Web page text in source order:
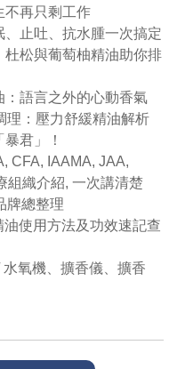
不再只剩工作
止吐、抗水腫一次搞定
杜松與葡萄柚精油助你排
：語言之外的心動香氣
理：壓力舒緩精油解析
君」！
CFA, IAAMA, JAA,
組織介紹, 一次講清楚
牌總整理
油使用方法及功效速記查
氧機、擴香儀、擴香